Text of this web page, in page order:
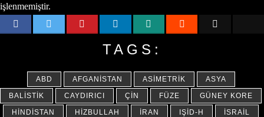
işlenmemiştir.
TAGS:
ABD AFGANISTAN ASIMETRIK
ASYA
BALISTIK
CAYDIRICI ÇIN FÜZE
GÜNEY KORE
HINDISTAN
HIZBULLAH İRAN IŞİD-H
İSRAIL